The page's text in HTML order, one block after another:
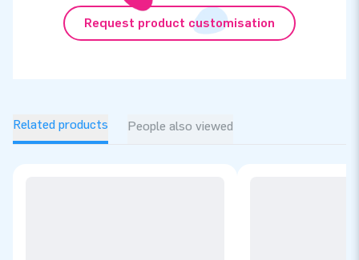
Request product customisation
Related products People also viewed